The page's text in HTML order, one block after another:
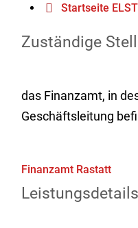
Startseite
Zuständige
das Finanzamt, in
Geschäftsleitung
Finanzamt Rastatt
Leistungsdetails